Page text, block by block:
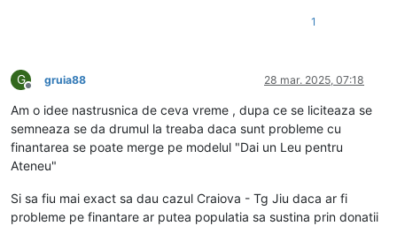
1
G
Deconectat
gruia88 28 mar. 2025, 07:18
Am o idee nastrusnica de ceva vreme , dupa ce se liciteaza se
semneaza se da drumul la treaba daca sunt probleme cu
finantarea se poate merge pe modelul "Dai un Leu pentru
Ateneu"
Si sa fiu mai exact sa dau cazul Craiova - Tg Jiu daca ar fi
probleme pe finantare ar putea populatia sa sustina prin donatii